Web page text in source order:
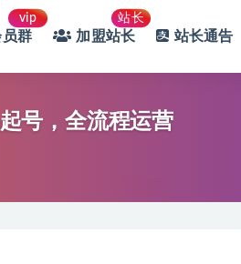
群
vip
加盟站长
站长
站长通告
号，全流程运营